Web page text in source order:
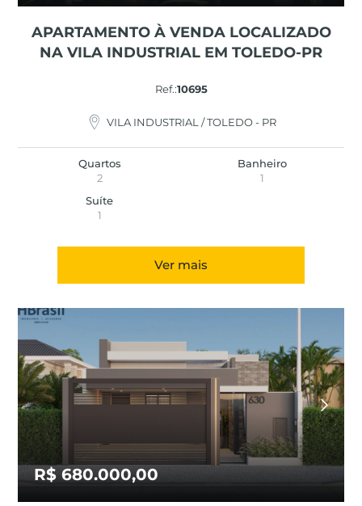
APARTAMENTO À VENDA LOCALIZADO
NA VILA INDUSTRIAL EM TOLEDO-PR
Ref.:10695
VILA INDUSTRIAL / TOLEDO - PR
Quartos
2
Banheiro
1
Suíte
1
Ver mais
R$ 680.000,00